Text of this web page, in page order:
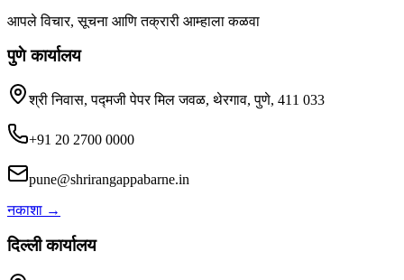
आपले विचार, सूचना आणि तक्रारी आम्हाला कळवा
पुणे कार्यालय
श्री निवास, पद्मजी पेपर मिल जवळ, थेरगाव, पुणे, 411 033
+91 20 2700 0000
pune@shrirangappabarne.in
नकाशा →
दिल्ली कार्यालय